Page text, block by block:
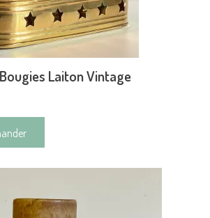
Bougies Laiton Vintage